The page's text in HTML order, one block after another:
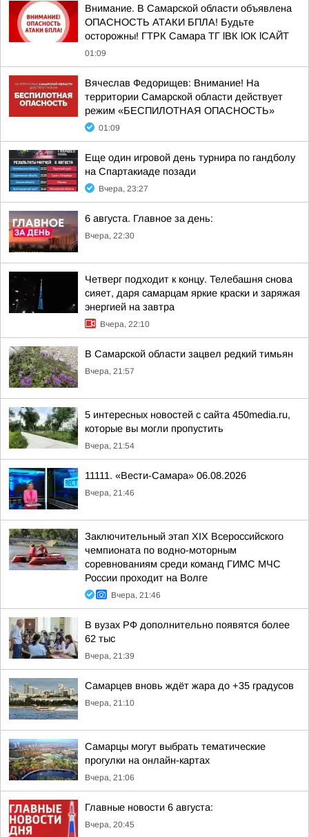
Внимание. В Самарской области объявлена
ОПАСНОСТЬ АТАКИ БПЛА! Будьте
осторожны! ГТРК Самара ТГ lВК lОК lСАЙТ
01:09
Вячеслав Федорищев: Внимание! На
территории Самарской области действует
режим «БЕСПИЛОТНАЯ ОПАСНОСТЬ»
01:09
Еще один игровой день турнира по гандболу
на Спартакиаде позади
Вчера, 23:27
6 августа. Главное за день:
Вчера, 22:30
Четверг подходит к концу. Телебашня снова
сияет, даря самарцам яркие краски и заряжая
энергией на завтра
Вчера, 22:10
В Самарской области зацвел редкий тимьян
Вчера, 21:57
5 интересных новостей с сайта 450media.ru,
которые вы могли пропустить
Вчера, 21:54
11111. «Вести-Самара» 06.08.2026
Вчера, 21:46
Заключительный этап XIХ Всероссийского
чемпионата по водно-моторным
соревнованиям среди команд ГИМС МЧС
России проходит на Волге
Вчера, 21:46
В вузах РФ дополнительно появятся более
62 тыс
Вчера, 21:39
Самарцев вновь ждёт жара до +35 градусов
Вчера, 21:10
Самарцы могут выбрать тематические
прогулки на онлайн-картах
Вчера, 21:06
Главные новости 6 августа:
Вчера, 20:45